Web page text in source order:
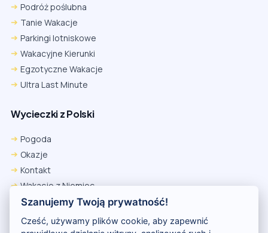
Podróż poślubna
Tanie Wakacje
Parkingi lotniskowe
Wakacyjne Kierunki
Egzotyczne Wakacje
Ultra Last Minute
Wycieczki z Polski
Pogoda
Okazje
Kontakt
Wakacje z Niemiec
Polityka Prywatności
Wakacje w Egipcie
Szanujemy Twoją prywatność!
Cześć, używamy plików cookie, aby zapewnić